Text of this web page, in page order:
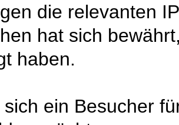
die relevanten
hat sich
haben.
sich ein Besucher